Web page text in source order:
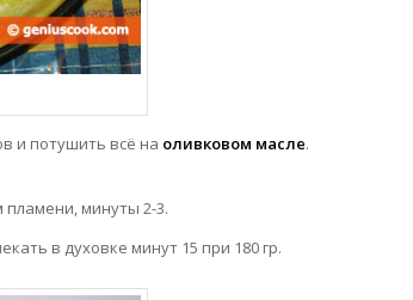
и потушить всё на оливковом масле.
пламени, минуты 2-3.
в духовке минут 15 при 180 гр.